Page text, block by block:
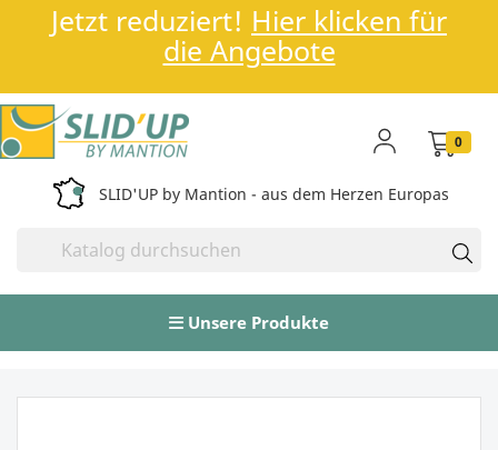
Jetzt reduziert! Hier klicken für
die Angebote
SLID'UP by Mantion - aus dem Herzen Europas
0
Unsere Produkte